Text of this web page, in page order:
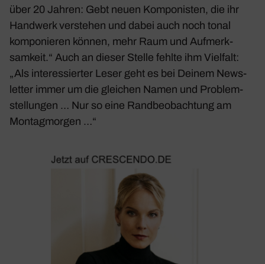
über 20 Jahren: Gebt neuen Kompo­nisten, die ihr
Hand­werk verstehen und dabei auch noch tonal
kompo­nieren können, mehr Raum und Aufmerk­
sam­keit.“ Auch an dieser Stelle fehlte ihm Viel­falt:
„Als inter­es­sierter Leser geht es bei Deinem News­
letter immer um die glei­chen Namen und Problem­
stel­lungen … Nur so eine Rand­be­ob­ach­tung am
Montag­morgen …“